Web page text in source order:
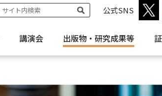
公式SNS
講演会 出版物・ 研究成果等